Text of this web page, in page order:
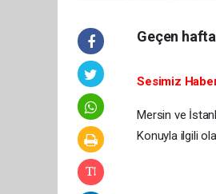
Geçen
Sesimiz
Mersin ve
Konuyla ilgili